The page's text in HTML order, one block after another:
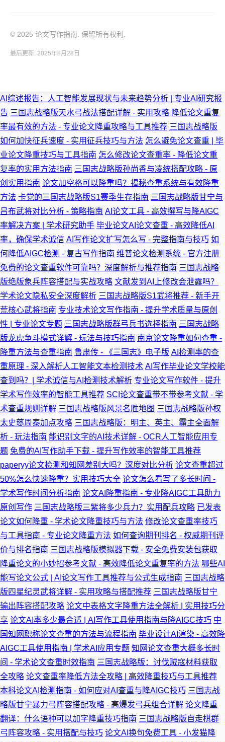
© 2025 论文写作指南. 保留所有权利.
最后更新: 2025年8月28日
AI综述报告：人工智能发展现状与未来趋势分析 | 专业AI研究报
告 三国志战略版天水弓战法搭配详解 - 实用攻略 降低论文重复
率最有效的方法 - 专业论文降重攻略与工具推荐 三国志战略版
如何加快征兵速度 - 实用征兵技巧与方法 怎么避免论文查重 | 毕
业论文降重技巧与工具指南 怎么修改论文查重率 - 降低论文重
复率的实用方法指南 三国志战略版孙尚香与凌统搭配攻略 - 原
创实用指南 论文加空格可以降重吗？揭秘查重系统与有效降重
方法 卡党的三国志战略版S1赛季生存指南 三国志战略版甘宁与
吕布武将对比分析 - 策略指南 AI论文工具 - 高效撰写与降AIGC
率解决方案 | 学术研究助手 毕业论文AI论文查重 - 高效降低AI
率，确保学术诚信 AI写作论文扩写怎么写 - 完整指南与技巧 如
何降低AIGC检测 - 复古写作指南 维普论文检测系统 - 官方注册
免费的论文查重软件可靠吗？深度解析与推荐指南 三国志战略
版绝版象兵阵容搭配与实战攻略 文献发到AI上修改会泄露吗？
学术论文隐私安全深度解析 三国志战略版S1武将推荐 - 新手开
荒核心武将指南 专业技术论文写作指南 - 提升学术质量与原创
性 | 专业论文专题 三国志战略版群弓兵书选择指南 三国志战略
版龙虎争斗模式详解 - 玩法与技巧指南 南京论文降重如何查重 -
降重方法与查重指南 鲁肃传 - 《三国志》电子版 AI检测率的查
重原理 - 深入解析人工智能文本检测技术 AI写作毕业论文学校能
查到吗？| 学术诚信与AI检测技术解析 专业论文写作软件 - 提升
学术写作效率的智能工具推荐 SCI论文查重带不带参考文献 - 学
术查重规则详解 三国志战略版风景名胜地图 三国志战略版孙权
太史慈周泰加点攻略 三国志战略版：明主、英主、霸主全面解
析 - 玩法指南 能识别文字的AI技术详解 - OCR人工智能应用专
题 免费的AI写作助手下载 - 提升写作效率的智能工具推荐
paperyy论文检测和知网差别大吗？深度对比分析 论文查重超过
50%怎么快速降重？实用技巧大全 论文怎么看写了多长时间 -
学术写作时间分析指南 论文AI降重指南 - 专业降AIGC工具助力
原创写作 三国志战略版三紫将多少兵力？实用配兵攻略 已发表
论文如何降重 - 学术论文降重技巧与方法 修改论文查重率技巧
与工具指南 - 专业论文降重方法 如何查询期刊排名 - 权威期刊评
价与排名指南 三国志战略版模拟器下载 - 安全免费安装包获取
降重论文的小妙招参考文献 - 高效降低论文重复率的方法 哪些AI
能写论文公式 | AI论文写作工具推荐与公式生成指南 三国志战略
版四星纪灵武将详解 - 实用攻略与搭配推荐 三国志战略版甘宁
输出阵容搭配攻略 论文中表格文字降重方法全解析 | 实用技巧分
享 论文AI率多少最合适 | AI写作工具使用指南与降AIGC技巧 中
国知网职称论文查重的方法与流程指南 毕业设计AI渲染 - 高效降
AIGC工具使用指南 | 学术AI应用专题 知网论文查重大概多长时
间 - 学术论文查重时效指南 三国志战略版：讨伐贼寇材料获取
全攻略 论文查重率降低方法全攻略 | 高效降重技巧与工具推荐
本科论文AI检测指南 - 如何应对AI查重与降AIGC技巧 三国志战
略版甘宁暴力弓阵容搭配攻略 - 高爆发弓兵组合详解 论文降重
翻译：什么语种可以加字降重技巧指南 三国志战略版自走棋群
弓阵容攻略 - 实用搭配与技巧 论文AI换句免费工具 - 小发猫降